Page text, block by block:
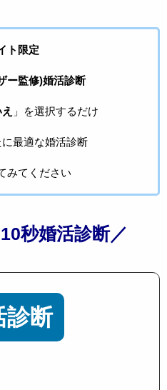
ト限定
ー監修)婚活診断
」を選択するだけ
最適な婚活診断
みてください
秒婚活診断／
診断